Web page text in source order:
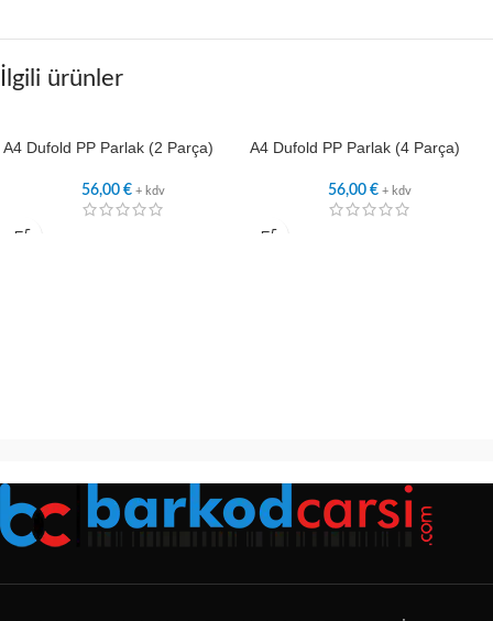
İlgili ürünler
A4 Dufold PP Parlak (2 Parça)
56,00 € + kdv
A4 Dufold PP Parlak (4 Parça)
56,00 € + kdv